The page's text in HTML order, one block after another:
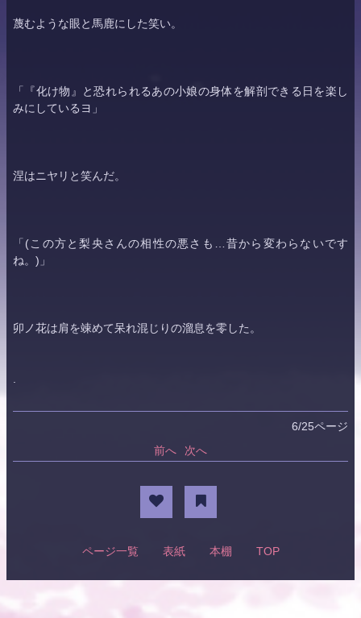
蔑むような眼と馬鹿にした笑い。
「『化け物』と恐れられるあの小娘の身体を解剖できる日を楽し
みにしているヨ」
涅はニヤリと笑んだ。
「(この方と梨央 さんの相性の悪さも…昔から変わらないです
ね。)」
卯ノ花は肩を竦めて呆れ混じりの溜息を零した。
6/25ページ
前へ
次へ
ページ一覧 表紙 本棚 TOP